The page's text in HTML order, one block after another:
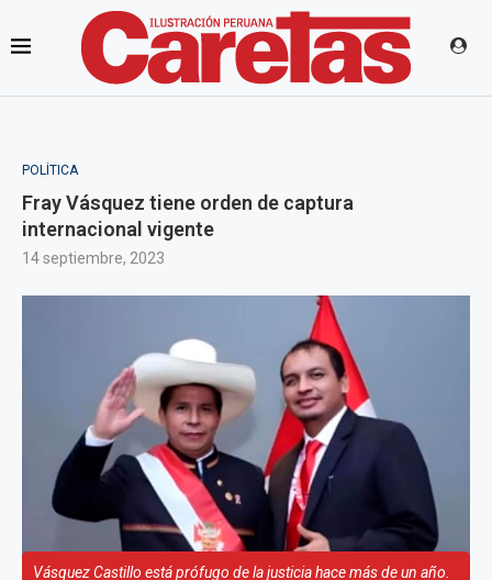
POLÍTICA
Fray Vásquez tiene orden de captura
internacional vigente
14 septiembre, 2023
Vásquez Castillo está prófugo de la justicia hace más de un año.